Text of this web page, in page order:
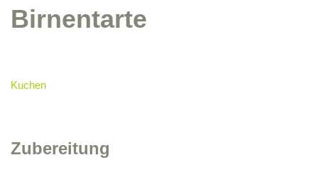
Birnentarte
Kuchen
Zubereitung